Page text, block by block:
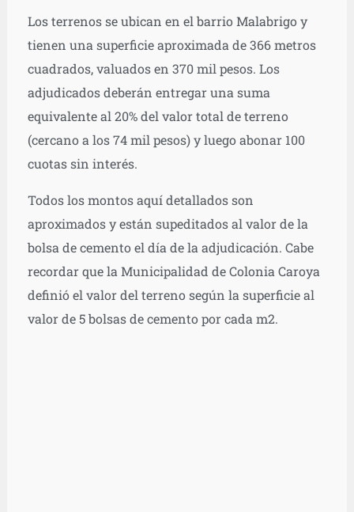
Los terrenos se ubican en el barrio Malabrigo y
tienen una superficie aproximada de 366 metros
cuadrados, valuados en 370 mil pesos. Los
adjudicados deberán entregar una suma
equivalente al 20% del valor total de terreno
(cercano a los 74 mil pesos) y luego abonar 100
cuotas sin interés.
Todos los montos aquí detallados son
aproximados y están supeditados al valor de la
bolsa de cemento el día de la adjudicación. Cabe
recordar que la Municipalidad de Colonia Caroya
definió el valor del terreno según la superficie al
valor de 5 bolsas de cemento por cada m2.